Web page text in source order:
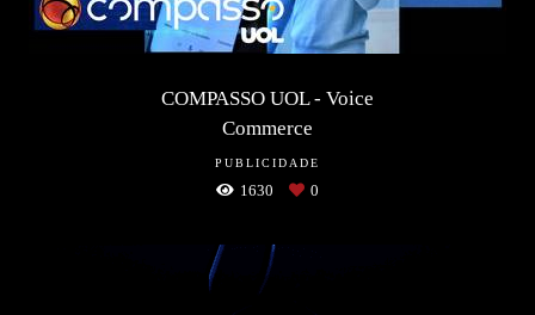
COMPASSO UOL - Voice
Commerce
PUBLICIDADE
1630 0